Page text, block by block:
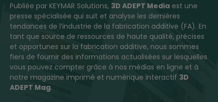
Publiée par KEYMAR Solutions, 3D ADEPT Media est une
presse spécialisée qui suit et analyse les dernières
tendances de l’industrie de la fabrication additive (FA). En
tant que source de ressources de haute qualité, précises
et opportunes sur la fabrication additive, nous sommes
fiers de fournir des informations actualisées sur lesquelles
vous pouvez compter grâce à nos médias en ligne et à
notre magazine imprimé et numérique interactif 3D
ADEPT Mag.